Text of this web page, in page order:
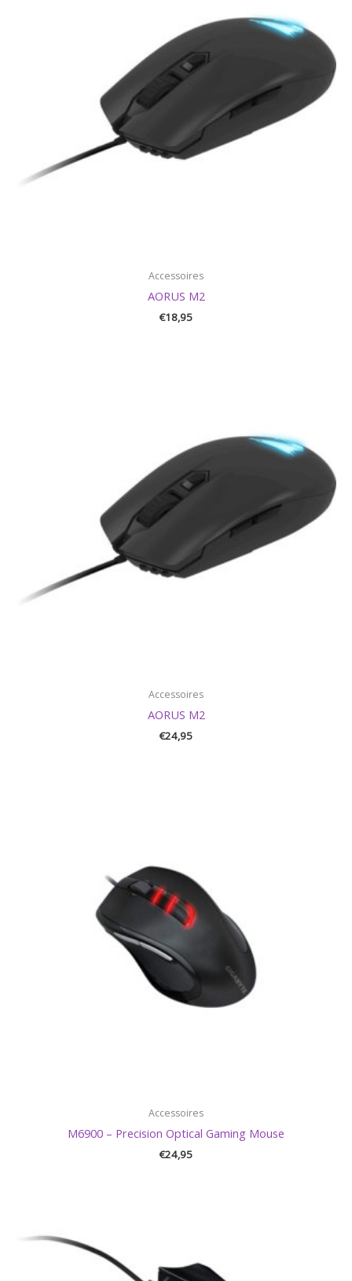
Accessoires
AORUS M2
€18,95
Accessoires
AORUS M2
€24,95
Accessoires
M6900 – Precision Optical Gaming Mouse
€24,95